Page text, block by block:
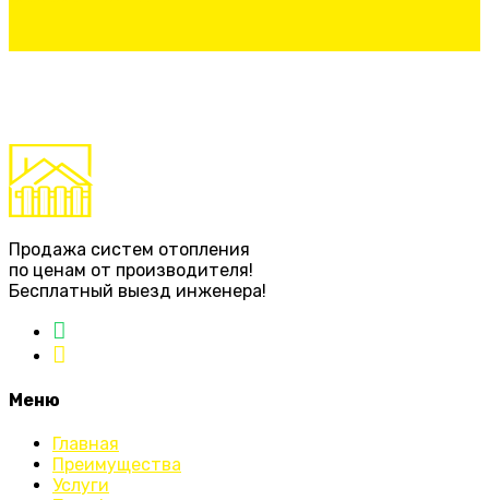
Продажа систем отопления
по ценам от производителя!
Бесплатный выезд инженера!
Меню
Главная
Преимущества
Услуги